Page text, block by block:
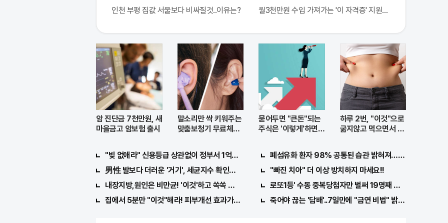
인천 부평 집값 서울보다 비싸질것..이유는?
월3천만원 수입 가져가는 '이 자격증' 지원자 몰려!
암 진단금 7천만원, 새
마을금고 암보험 출시
말소리만 싹 키워주는
맞춤보청기 무료체험
묻어두면 "큰돈"되는
주식은 '이렇게'하면
하루 2번, "이것"으로
굶지않고 먹으면서 빼
"빚 없애라" 신용등급 상관없이 정부서 1억지원!
男性 발보다 더러운 '거기', 세균지수 확인해보니..충격!
내장지방,원인은 비만균! '이것'하고 쏙쏙 빠져…
집에서 5분만 "이것"해라! 피부개선 효과가 바로 나타난다!!
폐섬유화 환자 98% 공통된 습관 밝혀져…충격
"빠진 치아" 더 이상 방치하지 마세요!!
로또1등' 수동 중복당첨자만 벌써 19명째 나왔다.
죽어야 끊는 '담배'..7일만에 "금연 비법" 밝혀져 충격!